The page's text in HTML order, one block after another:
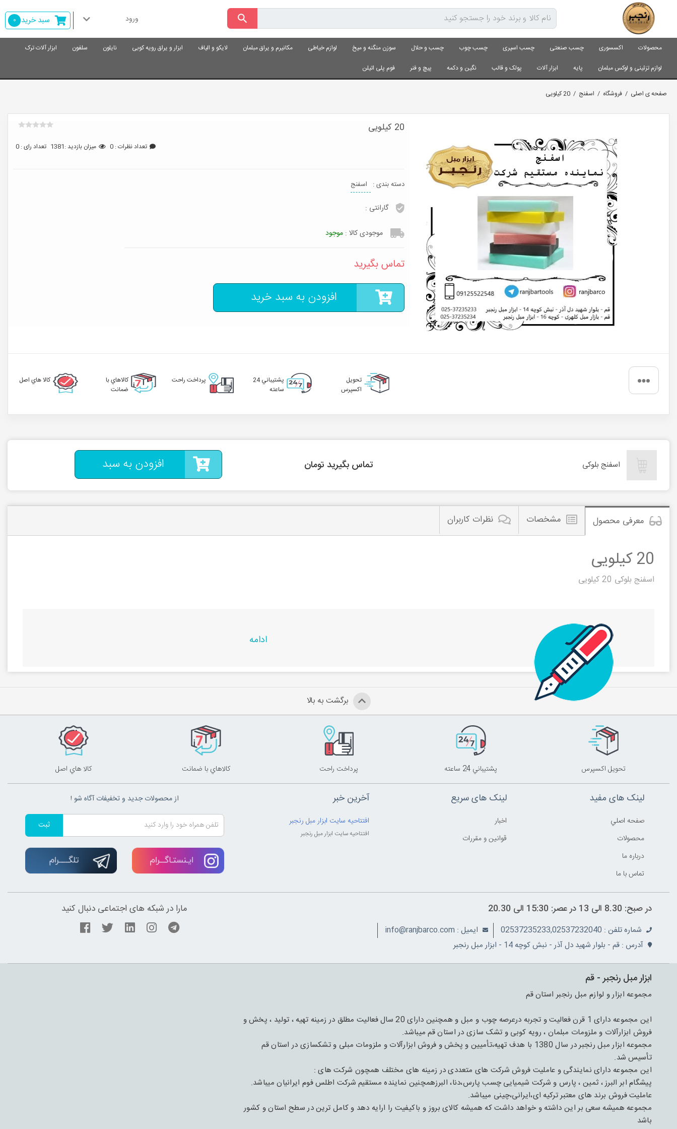
سبد خرید 0 ورود
محصولات اکسسوری چسب صنعتی چسب اسپری چسب چوب چسب و حلال سوزن منگنه و میخ لوازم خیاطی مکانیرم و یراق مبلمان لایکو و الیاف ابزار و یراق رویه کوبی نایلون سلفون
ابزار آلات ترک
لوازم تزئینی و لوکس مبلمان
پایه ابزار آلات پولک و قالب نگین و دکمه پیچ و فنر فوم پلی اتیلن
صفحه ی اصلی / فروشگاه / اسفنج / 20 کیلویی
20 کیلویی
تعداد رای : 0 میزان بازدید :1381 تعداد نظرات : 0
دسته بندی : اسفنج
گارانتی :
موجودی کالا : موجود
تماس بگیرید
افزودن به سبد خرید
تحويل
اکسپرس
پشتيباني 24
ساعته
پرداخت راحت
کالاهاي با
ضمانت
کالا هاي اصل
اسفنج بلوکی تماس بگیرید تومان افزودن به سبد
معرفی محصول مشخصات نظرات کاربران
20 کیلویی
اسفنج بلوکی 20 کیلویی
ادامه
برگشت به بالا
تحويل اکسپرس پشتيباني 24 ساعته پرداخت راحت کالاهاي با ضمانت کالا هاي اصل
لینک های مفید
صفحه اصلي
محصولات
درباره ما
تماس با ما
لینک های سریع
اخبار
قوانين و مقررات
آخرین خبر
افتتاحیه سایت ابزار مبل رنجبر
افتتاحیه سایت ابزار مبل رنجبر
از محصولات جدید و تخفیفات آگاه شو !
ثبت
در صبح: 8.30 الی 13 در عصر: 15:30 الی 20.30
شماره تلفن : 02537235233,02537232040
ايميل : info@ranjbarco.com
آدرس : قم - بلوار شهید دل آذر - نبش کوچه 14 - ابزار مبل رنجبر
مارا در شبکه های اجتماعی دنبال کنید
ابزار مبل رنجبر - قم
مجموعه ابزار و لوازم مبل رنجبر استان قم
این مجموعه دارای 1 قرن فعالیت و تجربه درعرصه چوب و مبل و همچنین دارای 20 سال فعالیت مطلق در زمینه تهیه ، تولید ، پخش و
فروش ابزارآلات و ملزومات مبلمان ، رویه کوبی و تشک سازی در استان قم میباشد.
مجموعه ابزار مبل رنجبر در سال 1380 با هدف تهیه،تأمیین و پخش و فروش ابزارآلات و ملزومات مبلی و تشکسازی در استان قم
تأسیس شد.
این مجموعه دارای نمایندگی و عاملیت فروش شرکت های متعددی در زمینه های مختلف همچون شرکت های :
پیشگام ابر البرز ، ثمین ، پارس و شرکت شیمیایی چسب پارس،دنا، البرزهمچنین نماینده مستقیم شرکت اطلس فوم ایرانیان میباشد.
عاملیت فروش برند های معتبر ترکیه ای،ایرانی،چینی میباشد.
مجموعه همیشه سعی بر این داشته و خواهد داشت که همیشه کالای بروز و باکیفیت را ارایه دهد و کامل ترین در سطح استان و کشور
باشد